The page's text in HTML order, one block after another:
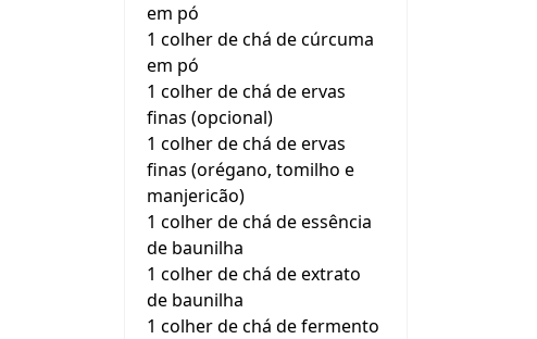
em pó
1 colher de chá de cúrcuma
em pó
1 colher de chá de ervas
finas (opcional)
1 colher de chá de ervas
finas (orégano, tomilho e
manjericão)
1 colher de chá de essência
de baunilha
1 colher de chá de extrato
de baunilha
1 colher de chá de fermento